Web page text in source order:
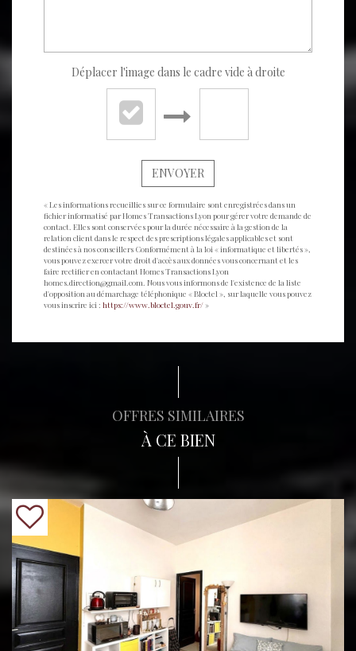
Déplacer l'image dans le cadre vide à droite
ENVOYER
« Les informations recueillies sur ce formulaire sont enregistrées dans un
fichier informatisé par Homes Transactions Lyon pour gérer votre demande de
contact. Elles sont conservées pour la durée nécessaire à la gestion de la
relation client dans le respect des prescriptions légales applicables et sont
destinées à nos conseillers Conformément à la loi « informatique et libertés »,
vous pouvez exercer votre droit d'accès aux données vous concernant et les
faire rectifier en contactant Homes Transactions Lyon
homes.direction@gmail.com. Nous vous informons de l'existence de la liste
d'opposition au démarchage téléphonique « Bloctel », sur laquelle vous pouvez
vous inscrire ici : https://www.bloctel.gouv.fr/»
OFFRES SIMILAIRES
À CE BIEN